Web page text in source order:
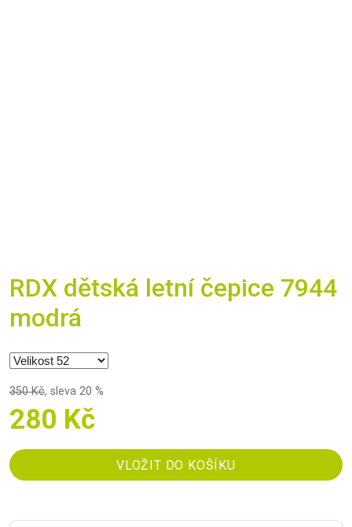
RDX dětská letní čepice 7944
modrá
350 Kč, sleva 20 %
280 Kč